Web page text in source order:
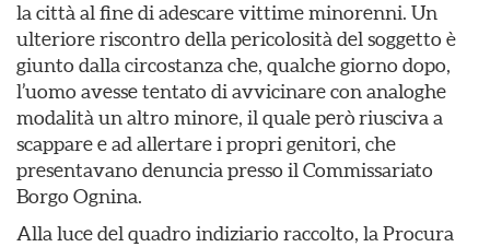
la città al fine di adescare vittime minorenni. Un
ulteriore riscontro della pericolosità del soggetto è
giunto dalla circostanza che, qualche giorno dopo,
l’uomo avesse tentato di avvicinare con analoghe
modalità un altro minore, il quale però riusciva a
scappare e ad allertare i propri genitori, che
presentavano denuncia presso il Commissariato
Borgo Ognina.
Alla luce del quadro indiziario raccolto, la Procura